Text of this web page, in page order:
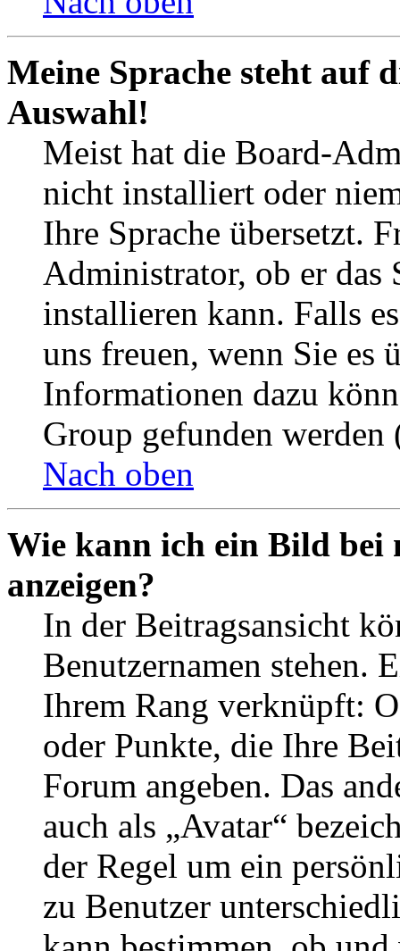
Meine Sprache steht auf
Auswahl!
Meist hat die Board-
nicht installiert oder
Ihre Sprache übersetzt.
Administrator, ob er das
installieren kann. Falls
uns freuen, wenn Sie es
Informationen dazu
Group gefunden
Nach oben
Wie kann ich ein Bild bei
anzeigen?
In der Beitragsansicht
Benutzernamen stehen.
Ihrem Rang verknüpft:
oder Punkte, die Ihre
Forum angeben. Das
auch als „Avatar“
der Regel um ein
zu Benutzer